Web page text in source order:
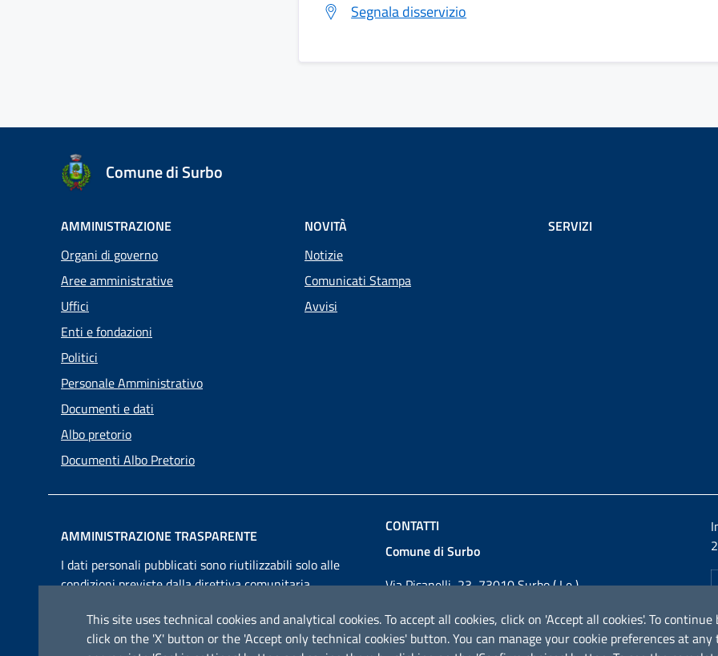
This site uses technical cookies and analytical cookies. To accept all cookies, click on 'Accept all cookies'. To
click on the 'X' button or the 'Accept only technical cookies' button. You can manage your cookie preferences at
Segnala disservizio
Comune di Surbo
AMMINISTRAZIONE
Organi di governo
Aree amministrative
Uffici
Enti e fondazioni
Politici
Personale Amministrativo
Documenti e dati
Albo pretorio
Documenti Albo Pretorio
NOVITÀ
Notizie
Comunicati Stampa
Avvisi
SERVIZI
AMMINISTRAZIONE TRASPARENTE
I dati personali pubblicati sono riutilizzabili solo alle
condizioni previste dalla direttiva comunitaria
CONTATTI
Comune di Surbo
Via Pisanelli, 23, 73010 Surbo ( Le )
Telefono: 0832 360800
Fax: 0832 360821